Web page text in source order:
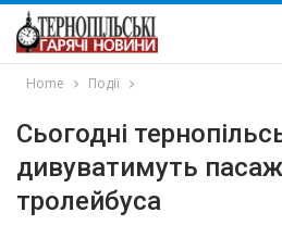
Home Події
Сьогодні
дивуватимуть
тролейбуса